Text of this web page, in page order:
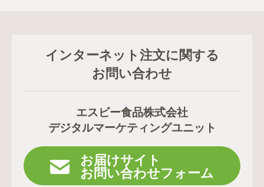
インターネット注文に関する
お問い合わせ
エスビー食品株式会社
デジタルマーケティングユニット
お届けサイト
お問い合わせフォーム